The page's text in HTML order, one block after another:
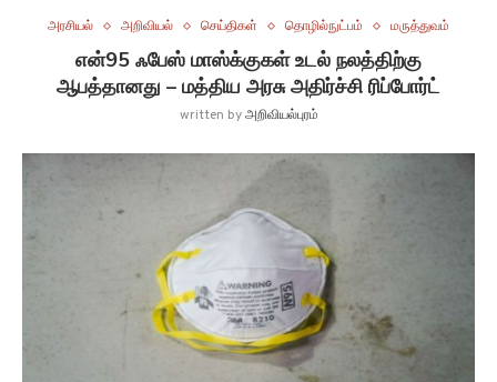
அரசியல் அறிவியல் செய்திகள் தொழில்நுட்பம் மருத்துவம்
என்95 ஃபேஸ் மாஸ்க்குகள் உடல் நலத்திற்கு
ஆபத்தானது – மத்திய அரசு அதிர்ச்சி ரிப்போர்ட்
written byஅறிவியல்புரம்